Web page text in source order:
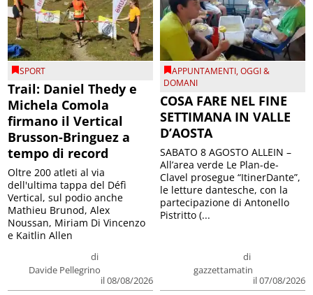
SPORT
Trail: Daniel Thedy e
Michela Comola
firmano il Vertical
Brusson-Bringuez a
tempo di record
di
Davide Pellegrino
il 08/08/2026
Oltre 200 atleti al via
dell'ultima tappa del Défì
Vertical, sul podio anche
Mathieu Brunod, Alex
Noussan, Miriam Di Vincenzo
e Kaitlin Allen
APPUNTAMENTI,OGGI &
DOMANI
COSA FARE NEL FINE
SETTIMANA IN VALLE
D’AOSTA
di
gazzettamatin
il 07/08/2026
SABATO 8 AGOSTO ALLEIN –
All’area verde Le Plan-de-
Clavel prosegue “ItinerDante”,
le letture dantesche, con la
partecipazione di Antonello
Pistritto (...